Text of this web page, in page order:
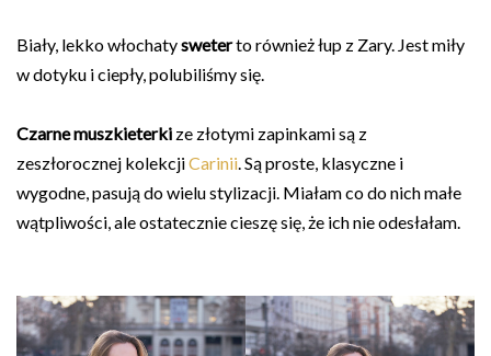
Biały, lekko włochatysweterto również łup z Zary. Jest miły
w dotyku i ciepły, polubiliśmy się.
Czarne muszkieterki ze złotymi zapinkami są z
zeszłorocznej kolekcjiCarinii. Są proste, klasyczne i
wygodne, pasują do wielu stylizacji. Miałam co do nich małe
wątpliwości, ale ostatecznie cieszę się, że ich nie odesłałam.